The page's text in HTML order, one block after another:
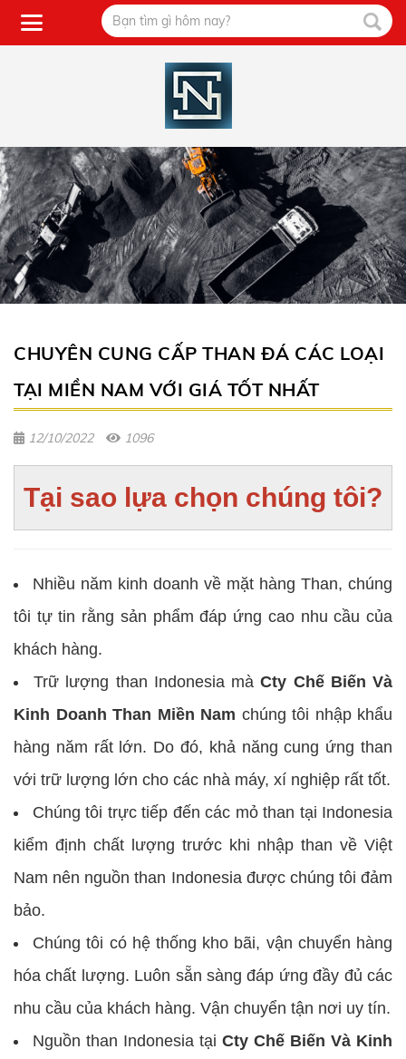
CHUYÊN CUNG CẤP THAN ĐÁ CÁC LOẠI
TẠI MIỀN NAM VỚI GIÁ TỐT NHẤT
12/10/2022 1096
Tại sao lựa chọn chúng tôi?
Nhiều năm kinh doanh về mặt hàng Than, chúng
tôi tự tin rằng sản phẩm đáp ứng cao nhu cầu của
khách hàng.
Trữ lượng than Indonesia màCty Chế Biến Và
Kinh Doanh Than Miền Nam chúng tôi nhập khẩu
hàng năm rất lớn. Do đó, khả năng cung ứng than
với trữ lượng lớn cho các nhà máy, xí nghiệp rất tốt.
Chúng tôi trực tiếp đến các mỏ than tại Indonesia
kiểm định chất lượng trước khi nhập than về Việt
Nam nên nguồn than Indonesia được chúng tôi đảm
bảo.
Chúng tôi có hệ thống kho bãi, vận chuyển hàng
hóa chất lượng. Luôn sẵn sàng đáp ứng đầy đủ các
nhu cầu của khách hàng. Vận chuyển tận nơi uy tín.
Nguồn than Indonesia tại Cty Chế Biến Và Kinh